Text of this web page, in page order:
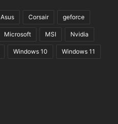
Asus Corsair geforce
Microsoft MSI Nvidia
Windows 10 Windows 11